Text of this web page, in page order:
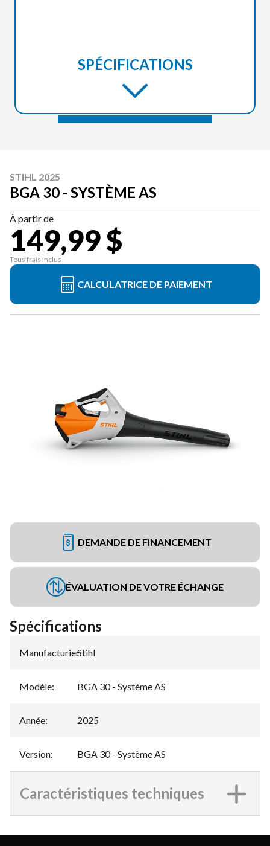
SPÉCIFICATIONS
STIHL 2025
BGA 30 - SYSTÈME AS
À partir de
149,99 $
Tous frais inclus
CALCULATRICE DE PAIEMENT
DEMANDE DE FINANCEMENT
ÉVALUATION DE VOTRE ÉCHANGE
Spécifications
Manufacturier:
Stihl
Modèle: BGA 30 - Système AS
Année: 2025
Version: BGA 30 - Système AS
Caractéristiques techniques